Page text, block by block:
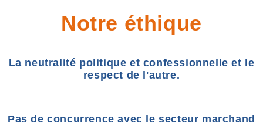
Notre éthique
La neutralité politique et confessionnelle et le
respect de l'autre.
Pas de concurrence avec le secteur marchand